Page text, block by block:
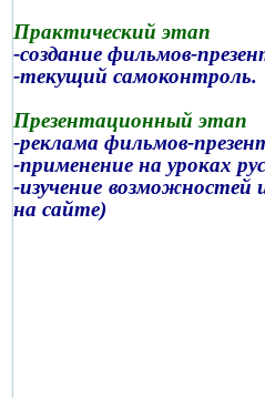
Практический этап
-создание фильмов-
-текущий самоконтроль.
Презентационный этап
-реклама фильмов-
-применение на уроках
-изучение возможностей
на сайте)